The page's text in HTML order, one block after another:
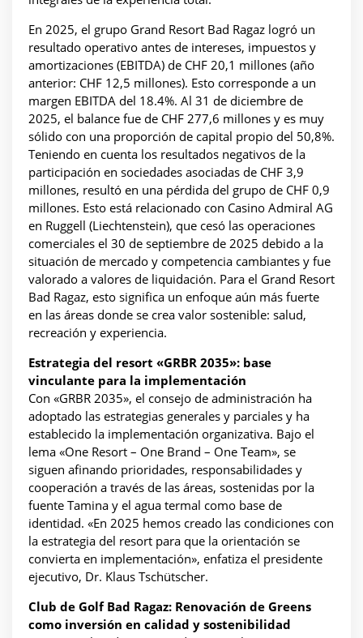
En 2025, el grupo Grand Resort Bad Ragaz logró un
resultado operativo antes de intereses, impuestos y
amortizaciones (EBITDA) de CHF 20,1 millones (año
anterior: CHF 12,5 millones). Esto corresponde a un
margen EBITDA del 18.4%. Al 31 de diciembre de
2025, el balance fue de CHF 277,6 millones y es muy
sólido con una proporción de capital propio del 50,8%.
Teniendo en cuenta los resultados negativos de la
participación en sociedades asociadas de CHF 3,9
millones, resultó en una pérdida del grupo de CHF 0,9
millones. Esto está relacionado con Casino Admiral AG
en Ruggell (Liechtenstein), que cesó las operaciones
comerciales el 30 de septiembre de 2025 debido a la
situación de mercado y competencia cambiantes y fue
valorado a valores de liquidación. Para el Grand Resort
Bad Ragaz, esto significa un enfoque aún más fuerte
en las áreas donde se crea valor sostenible: salud,
recreación y experiencia.
Estrategia del resort «GRBR 2035»: base
vinculante para la implementación
Con «GRBR 2035», el consejo de administración ha
adoptado las estrategias generales y parciales y ha
establecido la implementación organizativa. Bajo el
lema «One Resort – One Brand – One Team», se
siguen afinando prioridades, responsabilidades y
cooperación a través de las áreas, sostenidas por la
fuente Tamina y el agua termal como base de
identidad. «En 2025 hemos creado las condiciones con
la estrategia del resort para que la orientación se
convierta en implementación», enfatiza el presidente
ejecutivo, Dr. Klaus Tschütscher.
Club de Golf Bad Ragaz: Renovación de Greens
como inversión en calidad y sostenibilidad